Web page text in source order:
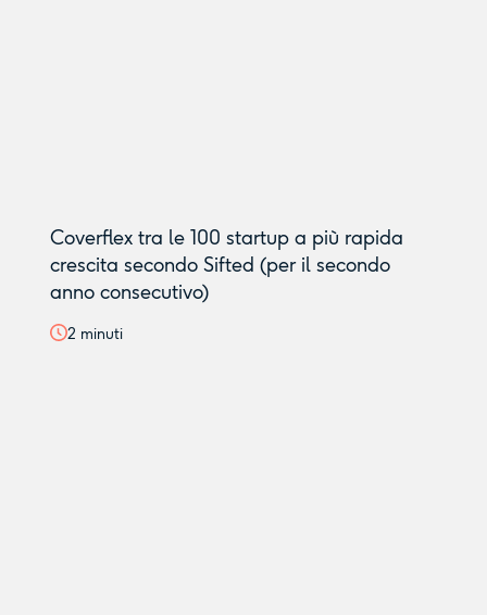
Coverflex tra le 100 startup a più rapida
crescita secondo Sifted (per il secondo
anno consecutivo)
2 minuti